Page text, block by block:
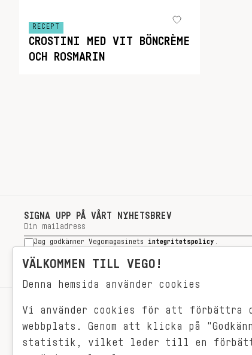
RECEPT
CROSTINI MED VIT BÖNCRÈME
OCH ROSMARIN
SIGNA UPP PÅ VÅRT NYHETSBREV
Jag godkänner Vegomagasinets integritetspolicy
SIGNA UPP
RECEPT
VEGONYTT
VÄLKOMMEN TILL VEGO!
Denna hemsida använder cookies
Vi använder cookies för att förbättra
webbplats. Genom att klicka på
statistik, vilket leder till en